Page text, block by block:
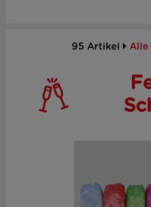
95 Artikel Alle